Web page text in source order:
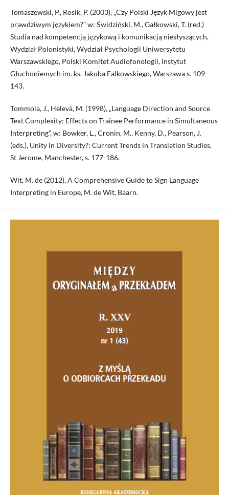
Tomaszewski, P., Rosik, P. (2003), „Czy Polski Język Migowy jest
prawdziwym językiem?” w: Świdziński, M., Gałkowski, T. (red.)
Studia nad kompetencją językową i komunikacją niesłyszących,
Wydział Polonistyki, Wydział Psychologii Uniwersytetu
Warszawskiego, Polski Komitet Audiofonologii, Instytut
Głuchoniemych im. ks. Jakuba Falkowskiego, Warszawa s. 109-
143.
Tommola, J., Helevä, M. (1998), „Language Direction and Source
Text Complexity: Effects on Trainee Performance in Simultaneous
Interpreting”, w: Bowker, L., Cronin, M., Kenny, D., Pearson, J.
(eds.), Unity in Diversity?: Current Trends in Translation Studies,
St Jerome, Manchester, s. 177-186.
Wit, M. de (2012), A Comprehensive Guide to Sign Language
Interpreting in Europe, M. de Wit, Baarn.